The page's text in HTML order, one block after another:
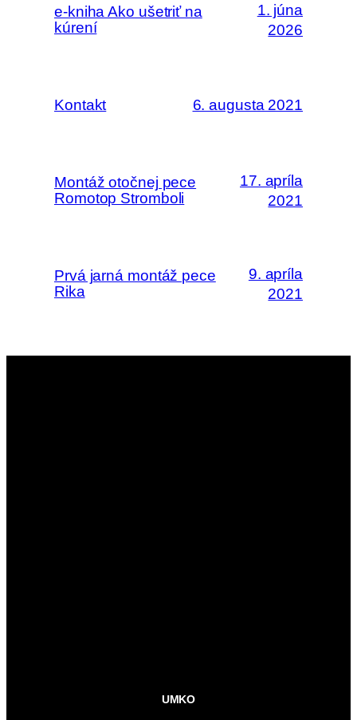
e-kniha Ako ušetriť na
kúrení
1. júna
2026
Kontakt 6. augusta 2021
Montáž otočnej pece
Romotop Stromboli
17. apríla
2021
Prvá jarná montáž pece
Rika
9. apríla
2021
UMKO